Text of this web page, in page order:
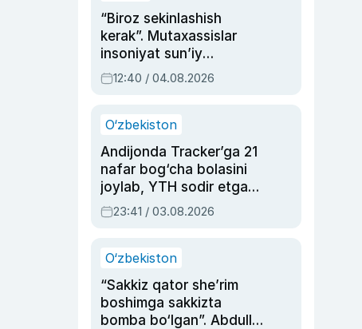
“Biroz sekinlashish
kerak”. Mutaxassislar
insoniyat sun’iy
intellektni boshqara
olmay qolishidan xavotir
12:40 / 04.08.2026
O‘zbekiston
Andijonda Tracker’ga 21
nafar bog‘cha bolasini
joylab, YTH sodir etgan
ayolga sud hukmi o‘qildi
23:41 / 03.08.2026
O‘zbekiston
“Sakkiz qator she’rim
boshimga sakkizta
bomba bo‘lgan”. Abdulla